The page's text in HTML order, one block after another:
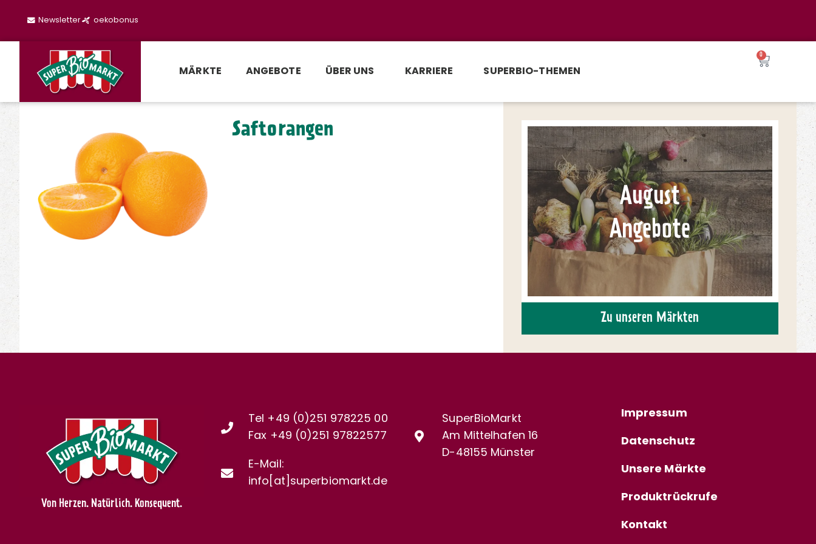
Newsletter oekobonus
MÄRKTE ANGEBOTE ÜBER UNS KARRIERE SUPERBIO-THEMEN
0
Saftorangen
August
Angebote
Zu unseren Märkten
Von Herzen. Natürlich. Konsequent.
Tel +49 (0)251 978225 00
Fax +49 (0)251 97822577
E-Mail:
info[at]superbiomarkt.de
SuperBioMarkt
Am Mittelhafen 16
D-48155 Münster
Impressum
Datenschutz
Unsere Märkte
Produktrückrufe
Kontakt